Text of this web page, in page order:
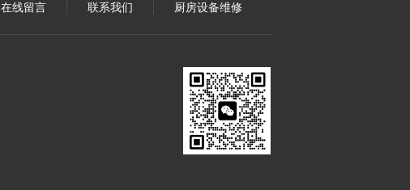
在线留言 联系我们 厨房设备维修